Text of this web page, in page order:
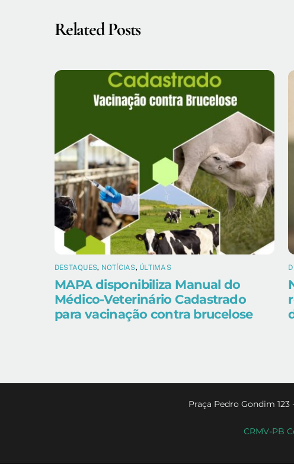
Related Posts
DESTAQUES, NOTÍCIAS, ÚLTIMAS
MAPA disponibiliza Manual do
Médico-Veterinário Cadastrado
para vacinação contra brucelose
Praça Pedro Gondim 123
CRMV-PB